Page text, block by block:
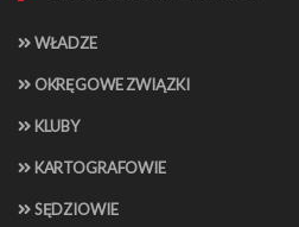
WŁADZE
OKRĘGOWE ZWIĄZKI
KLUBY
KARTOGRAFOWIE
SĘDZIOWIE